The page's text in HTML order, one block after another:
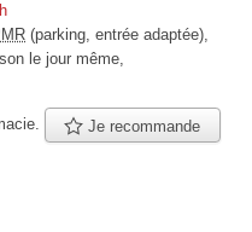
(parking, entrée adaptée),
le jour même,
Je recommande